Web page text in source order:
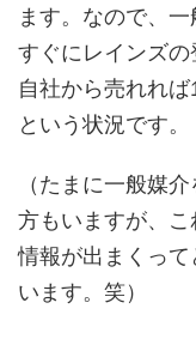
ます。なので、
すぐにレインズの
自社から売れれ
という状況です。
（たまに一般媒
方もいますが、
情報が出まくっ
います。笑）